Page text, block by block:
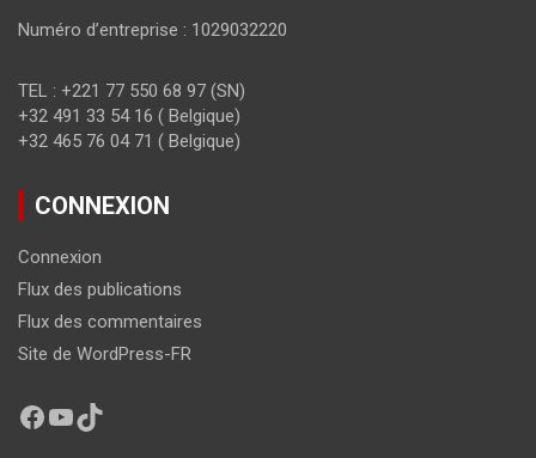
Numéro d’entreprise : 1029032220
TEL : +221 77 550 68 97 (SN)
+32 491 33 54 16 ( Belgique)
+32 465 76 04 71 ( Belgique)
CONNEXION
Connexion
Flux des publications
Flux des commentaires
Site de WordPress-FR